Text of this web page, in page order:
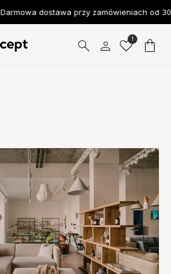
Darmowa dostawa przy zamówieniach od
1